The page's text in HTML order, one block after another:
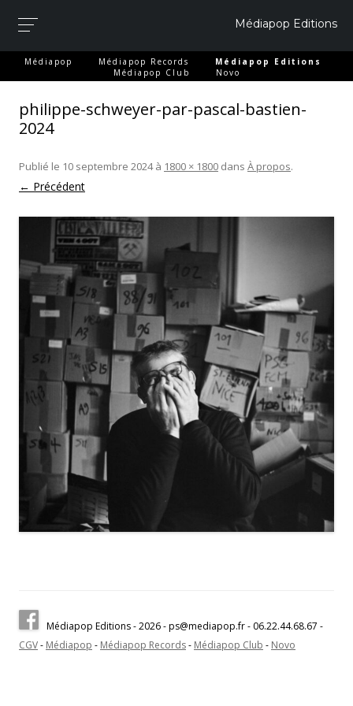
Médiapop Médiapop Records Médiapop Editions
Médiapop Club Novo
philippe-schweyer-par-pascal-bastien-
2024
Publié le 10 septembre 2024à 1800 × 1800 dans À propos.
← Précédent
Médiapop Editions - 2026 - ps@mediapop.fr - 06.22.44.68.67 -
CGV- Médiapop - Médiapop Records- Médiapop Club - Novo
Médiapop Editions